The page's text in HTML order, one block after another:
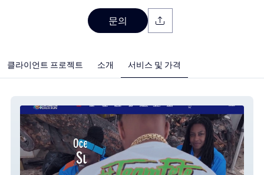
문의
클라이언트 프로젝트 소개 서비스 및 가격